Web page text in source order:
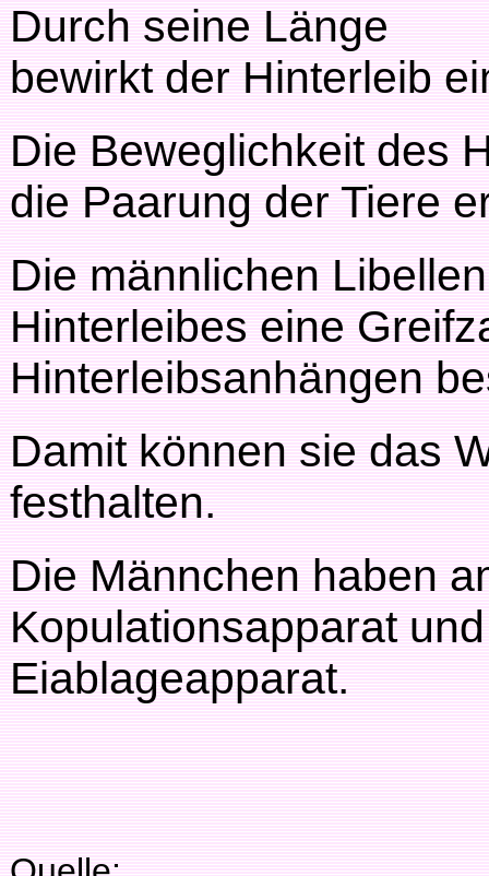
Durch seine Länge
bewirkt der Hinterleib
Die Beweglichkeit des
die Paarung der Tiere
Die männlichen
Hinterleibes eine
Hinterleibsanhängen
Damit können sie das
festhalten.
Die Männchen haben
Kopulationsapparat
Eiablageapparat.